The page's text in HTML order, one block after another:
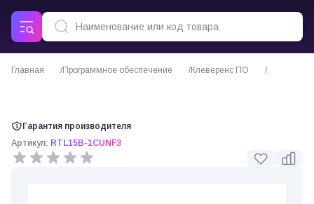
Главная Программное обеспечение
Клеверенс ПО
Гарантия производителя
Артикул: RTL15B-1CUNF3